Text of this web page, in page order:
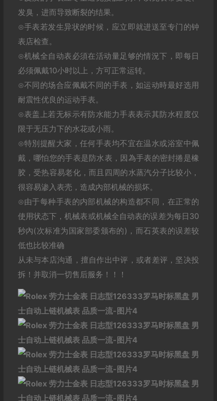
发臭，进而导致断裂的结果。
⊙手表若发生异状的时候，应立即就进送至专门的钟
表店检查。
⊙机械全自动表必須在活动量足够的情況下，即每日
必须佩戴10小时以上，方可正常运转。
⊙不同的场合应佩戴不同的手表，如运动時最好选用
耐震性优良的运动手表。
⊙表盖上若无标示有防水能力手表表示其防水程度仅
限于无压力下的水花或小雨。
⊙特別提醒大家，任何手表均不宜在温水或浴室中佩
戴，哪怕您的手表是防水表，因為手表的密封捲是橡
胶，受热容易老化，而且四周的水蒸汽分子比较小，
很容易渗入表壳，造成內部机械的损坏。
⊙由于每种手表的内部机械的构造都不同，在正常的
使用状态下，机械表或机械全自动表的误差为每日30
秒內(次标准为国家部委颁布的)，而石英表的误差较
低也比较准确
从未与本店沟通，擅自作出中评，或者差评，坚决投
拆！并取消一切售后服务！！！